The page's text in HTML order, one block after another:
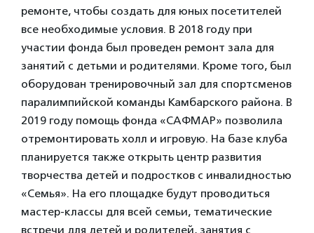
ремонте, чтобы создать для юных посетителей
все необходимые условия. В 2018 году при
участии фонда был проведен ремонт зала для
занятий с детьми и родителями. Кроме того, был
оборудован тренировочный зал для спортсменов
паралимпийской команды Камбарского района. В
2019 году помощь фонда «САФМАР» позволила
отремонтировать холл и игровую. На базе клуба
планируется также открыть центр развития
творчества детей и подростков с инвалидностью
«Семья». На его площадке будут проводиться
мастер-классы для всей семьи, тематические
встречи для детей и родителей, занятия с